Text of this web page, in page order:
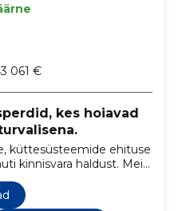
061 €
kes hoiavad
küttesüsteemide ehituse
kinnisvara haldust. Meie
soojuse ja ohutuse.